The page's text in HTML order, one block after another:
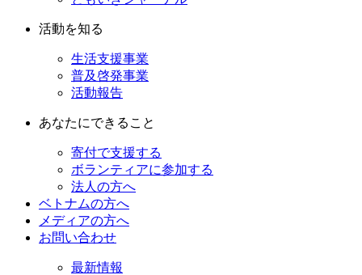
活動を知る
生活支援事業
普及啓発事業
活動報告
あなたにできること
寄付で支援する
ボランティアに参加する
法人の方へ
ベトナムの方へ
メディアの方へ
お問い合わせ
最新情報